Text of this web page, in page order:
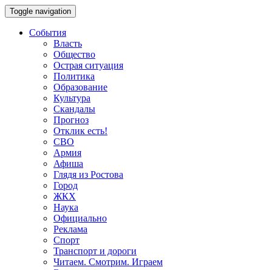
Toggle navigation
События
Власть
Общество
Острая ситуация
Политика
Образование
Культура
Скандалы
Прогноз
Отклик есть!
СВО
Армия
Афиша
Глядя из Ростова
Город
ЖКХ
Наука
Официально
Реклама
Спорт
Транспорт и дороги
Читаем. Смотрим. Играем